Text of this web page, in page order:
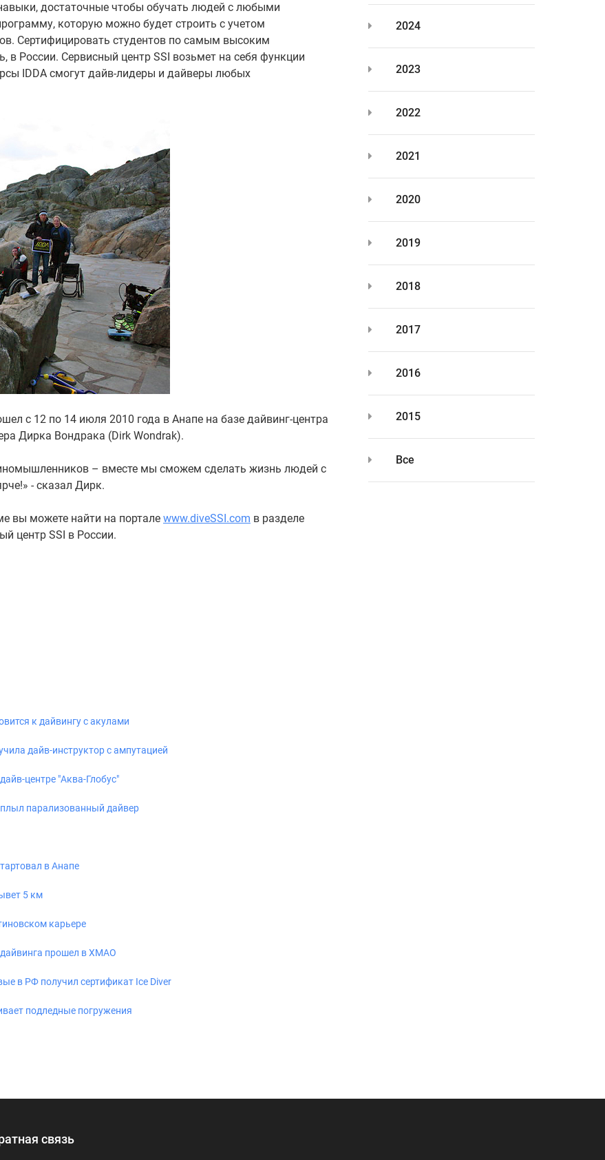
достаточные чтобы обучать людей с любыми
которую можно будет строить с учетом
Сертифицировать студентов по самым высоким
России. Сервисный центр SSI возьмет на себя функции
IDDA смогут дайв-лидеры и дайверы любых
с 12 по 14 июля 2010 года в Анапе на базе дайвинг-центра
Дирка Вондрака (Dirk Wondrak).
– вместе мы сможем сделать жизнь людей с
- сказал Дирк.
вы можете найти на портале www.diveSSI.com в разделе
центр SSI в России.
к дайвингу с акулами
дайв-инструктор с ампутацией
центре "Аква-Глобус"
парализованный дайвер
в Анапе
5 км
карьере
прошел в ХМАО
в РФ получил сертификат Ice Diver
подледные погружения
2024
2023
2022
2021
2020
2019
2018
2017
2016
2015
Все
связь